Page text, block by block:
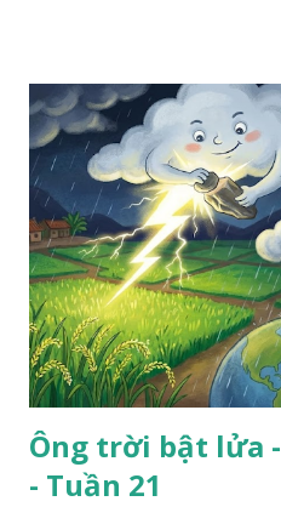
Ông trời bật lửa
- Tuần 21